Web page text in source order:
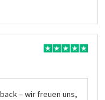
– wir freuen uns,